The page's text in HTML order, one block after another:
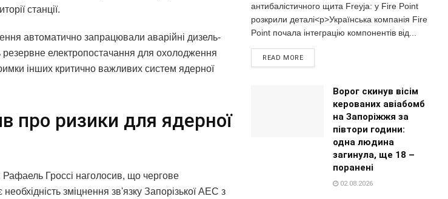
станції.
автоматично запрацювали аварійні дизель-
електропостачання для охолодження
інших критично важливих систем ядерної
про ризики для ядерної
Гроссі наголосив, що чергове
зміцнення зв'язку Запорізької АЕС з
антибалістичного щита Freyja: у Fire Point
розкрили деталі<p>Українська компанія Fire
Point почала інтеграцію компонентів від...
READ MORE
Ворог скинув вісім
керованих авіабомб
на Запоріжжя за
півтори години:
одна людина
загинула, ще 18 –
поранені
02.08.2026